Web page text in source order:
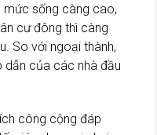
mức sống càng cao,
cư đông thì càng
So với ngoại thành,
dẫn của các nhà đầu
công cộng đáp